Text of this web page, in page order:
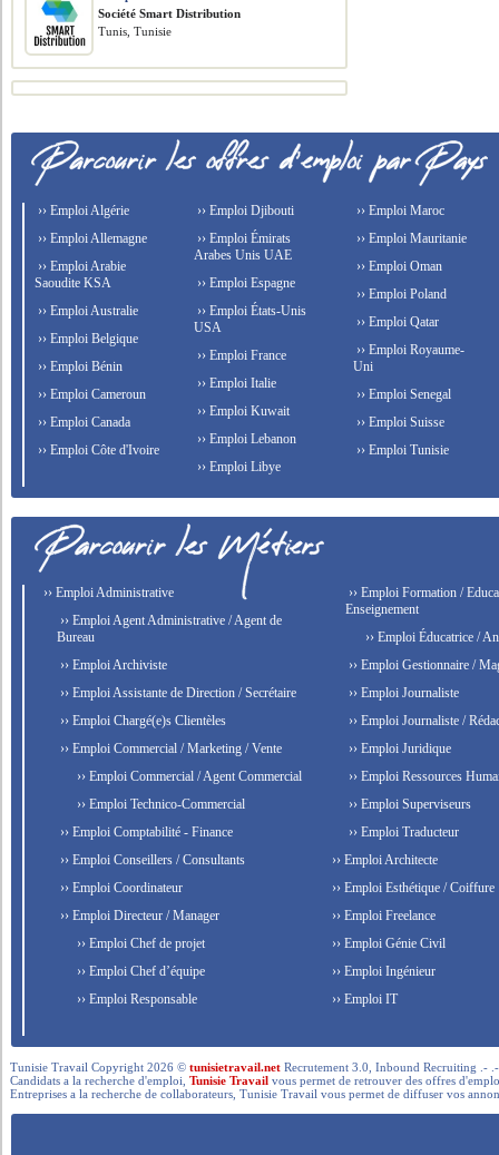
Société Smart Distribution
Tunis, Tunisie
›› Emploi Algérie
›› Emploi Allemagne
›› Emploi Arabie
Saoudite KSA
›› Emploi Australie
›› Emploi Belgique
›› Emploi Bénin
›› Emploi Cameroun
›› Emploi Canada
›› Emploi Côte d'Ivoire
›› Emploi Djibouti
›› Emploi Émirats
Arabes Unis UAE
›› Emploi Espagne
›› Emploi États-Unis
USA
›› Emploi France
›› Emploi Italie
›› Emploi Kuwait
›› Emploi Lebanon
›› Emploi Libye
›› Emploi Maroc
›› Emploi Mauritanie
›› Emploi Oman
›› Emploi Poland
›› Emploi Qatar
›› Emploi Royaume-
Uni
›› Emploi Senegal
›› Emploi Suisse
›› Emploi Tunisie
›› Emploi Administrative
›› Emploi Agent Administrative / Agent de
Bureau
›› Emploi Archiviste
›› Emploi Assistante de Direction / Secrétaire
›› Emploi Chargé(e)s Clientèles
›› Emploi Commercial / Marketing / Vente
›› Emploi Commercial / Agent Commercial
›› Emploi Technico-Commercial
›› Emploi Comptabilité - Finance
›› Emploi Conseillers / Consultants
›› Emploi Coordinateur
›› Emploi Directeur / Manager
›› Emploi Chef de projet
›› Emploi Chef d’équipe
›› Emploi Responsable
›› Emploi Formation /
Enseignement
›› Emploi Éducatrice /
›› Emploi Gestionnaire /
›› Emploi Journaliste
›› Emploi Journaliste /
›› Emploi Juridique
›› Emploi Ressources
›› Emploi Superviseurs
›› Emploi Traducteur
›› Emploi Architecte
›› Emploi Esthétique / Coiffure
›› Emploi Freelance
›› Emploi Génie Civil
›› Emploi Ingénieur
›› Emploi IT
Tunisie Travail Copyright 2026 ©tunisietravail.net Recrutement 3.0, Inbound Recruiting .-
Candidats a la recherche d'emploi,Tunisie Travail vous permet de retrouver des offres
Entreprises a la recherche de collaborateurs, Tunisie Travail vous permet de diffuser vos